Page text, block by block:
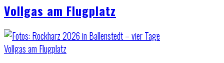
Vollgas am Flugplatz